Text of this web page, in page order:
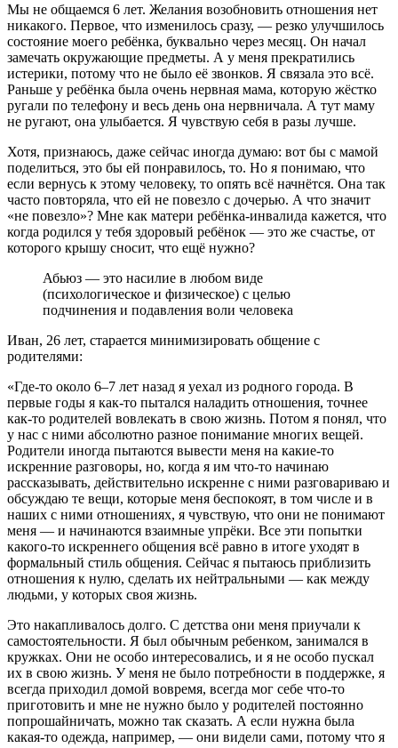
Мы не общаемся 6 лет. Желания возобновить отношения нет
никакого. Первое, что изменилось сразу, — резко улучшилось
состояние моего ребёнка, буквально через месяц. Он начал
замечать окружающие предметы. А у меня прекратились
истерики, потому что не было её звонков. Я связала это всё.
Раньше у ребёнка была очень нервная мама, которую жёстко
ругали по телефону и весь день она нервничала. А тут маму
не ругают, она улыбается. Я чувствую себя в разы лучше.
Хотя, признаюсь, даже сейчас иногда думаю: вот бы с мамой
поделиться, это бы ей понравилось, то. Но я понимаю, что
если вернусь к этому человеку, то опять всё начнётся. Она так
часто повторяла, что ей не повезло с дочерью. А что значит
«не повезло»? Мне как матери ребёнка-инвалида кажется, что
когда родился у тебя здоровый ребёнок — это же счастье, от
которого крышу сносит, что ещё нужно?
Абьюз — это насилие в любом виде
(психологическое и физическое) с целью
подчинения и подавления воли человека
Иван, 26 лет, старается минимизировать общение с
родителями:
«Где-то около 6–7 лет назад я уехал из родного города. В
первые годы я как-то пытался наладить отношения, точнее
как-то родителей вовлекать в свою жизнь. Потом я понял, что
у нас с ними абсолютно разное понимание многих вещей.
Родители иногда пытаются вывести меня на какие-то
искренние разговоры, но, когда я им что-то начинаю
рассказывать, действительно искренне с ними разговариваю и
обсуждаю те вещи, которые меня беспокоят, в том числе и в
наших с ними отношениях, я чувствую, что они не понимают
меня — и начинаются взаимные упрёки. Все эти попытки
какого-то искреннего общения всё равно в итоге уходят в
формальный стиль общения. Сейчас я пытаюсь приблизить
отношения к нулю, сделать их нейтральными — как между
людьми, у которых своя жизнь.
Это накапливалось долго. С детства они меня приучали к
самостоятельности. Я был обычным ребенком, занимался в
кружках. Они не особо интересовались, и я не особо пускал
их в свою жизнь. У меня не было потребности в поддержке, я
всегда приходил домой вовремя, всегда мог себе что-то
приготовить и мне не нужно было у родителей постоянно
попрошайничать, можно так сказать. А если нужна была
какая-то одежда, например, — они видели сами, потому что я